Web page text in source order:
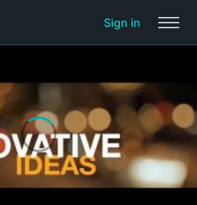
Sign in